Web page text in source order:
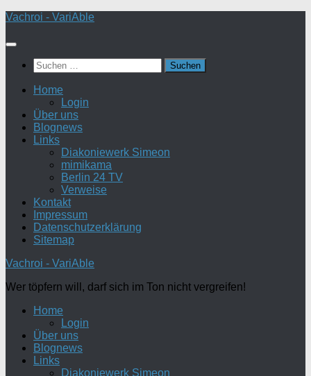
Zum
springen
Vachroi - VariAble
Suchen
nach:
Home
Login
Über uns
Blognews
Links
Diakoniewerk Simeon
mimikama
Berlin 24 TV
Verweise
Kontakt
Impressum
Datenschutzerklärung
Sitemap
Vachroi - VariAble
Wer töpfern will, darf sich im Ton nicht vergreifen!
Home
Login
Über uns
Blognews
Links
Diakoniewerk Simeon